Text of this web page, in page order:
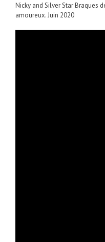
Nicky and Silver Star Braques
amoureux. Juin 2020